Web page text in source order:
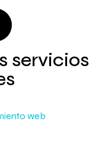
servicios
web